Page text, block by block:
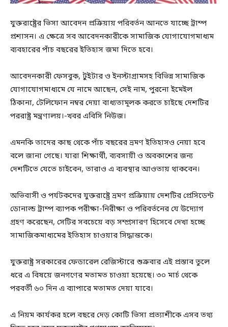
যুক্তরাষ্ট্রের ভিসা আবেদন প্রক্রিয়ায় পরিবর্তন আনতে যাচ্ছে ট্রাম্প
প্রশাসন। এ ক্ষেত্রে সব আবেদনকারীকে সামাজিক যোগাযোগমাধ্যম
ব্যবহারের পাঁচ বছরের ইতিহাস জমা দিতে হবে।
আবেদনকারী ফেসবুক, টুইটার ও ইনস্টাগ্রামসহ বিভিন্ন সামাজিক
যোগাযোগমাধ্যমে যে নামে আছেন, সেই নাম, পুরনো ইমেইল
ঠিকানা, টেলিফোন নম্বর দেয়া বাধ্যতামূলক করতে চাইছে দেশটির
পররাষ্ট্র মন্ত্রণালয়।-খবর এবিসি নিউজ।
এমনকি তাদের কাছ থেকে পাঁচ বছরের ভ্রমণ ইতিহাসও নেয়া হবে
বলে জানা গেছে। যারা শিক্ষার্থী, ব্যবসায়ী ও অবকাশের জন্য
দেশটিতে যেতে চাইবেন, তারাও এ ব্যবস্থার আওতায় থাকবেন।
অভিবাসী ও পর্যটকদের যুক্তরাষ্ট্রে ভ্রমণ প্রক্রিয়ায় দেশটির প্রেসিডেন্ট
ডোনাল্ড ট্রাম্প ব্যাপক পরীক্ষা-নিরীক্ষা ও পরিবর্তনের যে উদ্যোগ
গ্রহণ করেছেন, সেটির সবচেয়ে বড় সম্প্রসারণ হিসেবে দেখা হচ্ছে
সামাজিকমাধ্যমের ইতিহাস চাওয়ার সিদ্ধান্তকে।
যুক্তরাষ্ট্র সরকারের ফেডারেল রেজিস্টারে শুক্রবার এই প্রস্তাব তুলে
ধরে এ বিষয়ে জনগণের মতামত চাওয়া হয়েছে। ৩০ মার্চ থেকে
পরবর্তী ৬০ দিন এ ব্যাপারে মতামত দেয়া যাবে।
এ নিয়ম কার্যকর হলে বছরে দেড় কোটি ভিসা প্রত্যাশীকে এসব তথ্য